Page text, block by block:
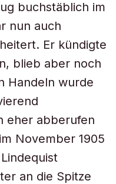
buchstäblich im
nun auch
Er kündigte
blieb aber noch
Handeln wurde
eher abberufen
November 1905
an die Spitze